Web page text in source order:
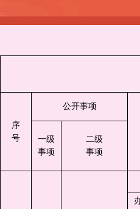
序
号
公开事项
一级
事项
二级
事项